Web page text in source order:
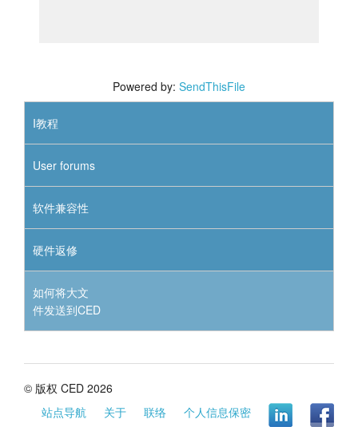
Powered by: SendThisFile
I教程
User forums
软件兼容性
硬件返修
如何将大文
件发送到CED
© 版权 CED 2026
站点导航
关于 联络 个人信息保密